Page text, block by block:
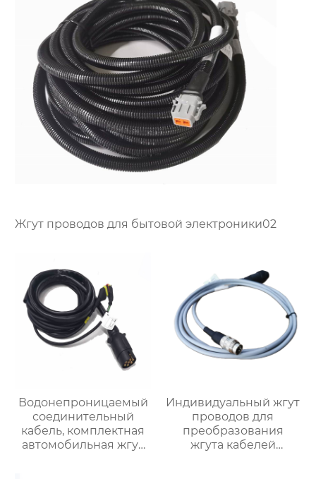
Жгут проводов для бытовой электроники02
Водонепроницаемый
соединительный
кабель, комплектная
автомобильная жгут
Индивидуальный жгут
проводов для
преобразования
жгута кабелей